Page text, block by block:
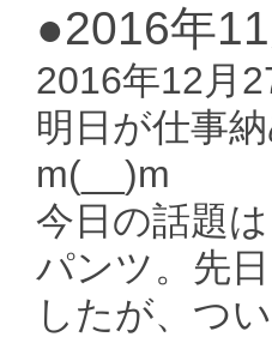
●2016年
2016年12月
明日が仕事
m(__)m
今日の話題
パンツ。先
したが、つ